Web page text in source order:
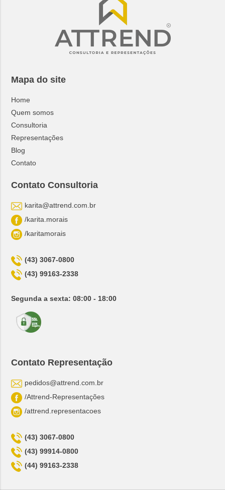
Mapa do site
Home
Quem somos
Consultoria
Representações
Blog
Contato
Contato Consultoria
karita@attrend.com.br
/karita.morais
/karitamorais
(43) 3067-0800
(43) 99163-2338
Segunda a sexta: 08:00 - 18:00
Contato Representação
pedidos@attrend.com.br
/Attrend-Representações
/attrend.representacoes
(43) 3067-0800
(43) 99914-0800
(44) 99163-2338